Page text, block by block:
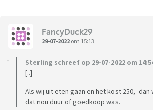
FancyDuck29
29-07-2022 om 15:13
Sterling schreef op 29-07-2022 om
[..]
Als wij uit eten gaan en het kost 250,-
dat nou duur of goedkoop was.